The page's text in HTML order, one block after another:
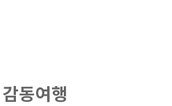
동여행